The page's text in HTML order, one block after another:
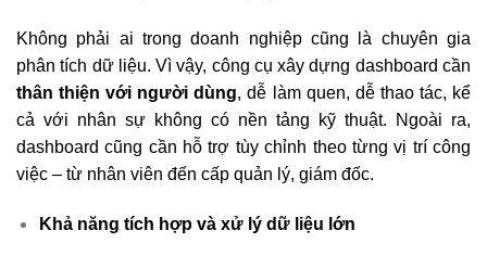
Không phải ai trong doanh nghiệp cũng là chuyên gia
phân tích dữ liệu. Vì vậy, công cụ xây dựng dashboard cần
thân thiện với người dùng, dễ làm quen, dễ thao tác, kể
cả với nhân sự không có nền tảng kỹ thuật. Ngoài ra,
dashboard cũng cần hỗ trợ tùy chỉnh theo từng vị trí công
việc – từ nhân viên đến cấp quản lý, giám đốc.
Khả năng tích hợp và xử lý dữ liệu lớn